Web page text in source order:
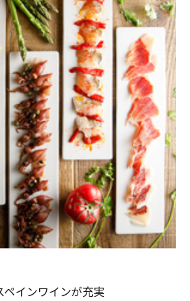
インワインが充実